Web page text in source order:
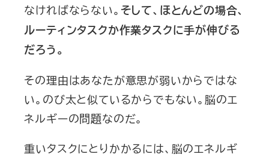
なければならない。 そして、ほとんどの場合、
ルーティンタスクか作業タスクに手が伸びる
だろう。
その理由はあなたが意思が弱いからではな
い。のび太と似ているからでもない。脳のエ
ネルギーの問題なのだ。
重いタスクにとりかかるには、脳のエネルギ